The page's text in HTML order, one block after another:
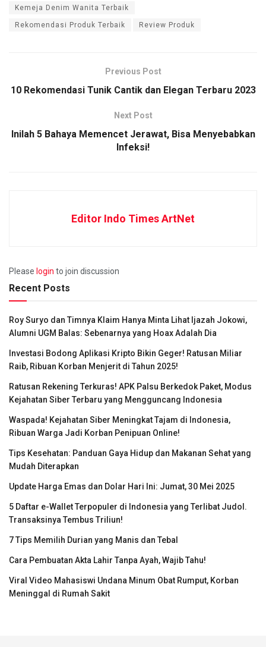
Kemeja Denim Wanita Terbaik
Rekomendasi Produk Terbaik Review Produk
Previous Post
10 Rekomendasi Tunik Cantik dan Elegan Terbaru 2023
Next Post
Inilah 5 Bahaya Memencet Jerawat, Bisa Menyebabkan
Infeksi!
Editor Indo Times ArtNet
Please login to join discussion
Recent Posts
Roy Suryo dan Timnya Klaim Hanya Minta Lihat Ijazah Jokowi,
Alumni UGM Balas: Sebenarnya yang Hoax Adalah Dia
Investasi Bodong Aplikasi Kripto Bikin Geger! Ratusan Miliar
Raib, Ribuan Korban Menjerit di Tahun 2025!
Ratusan Rekening Terkuras! APK Palsu Berkedok Paket, Modus
Kejahatan Siber Terbaru yang Mengguncang Indonesia
Waspada! Kejahatan Siber Meningkat Tajam di Indonesia,
Ribuan Warga Jadi Korban Penipuan Online!
Tips Kesehatan: Panduan Gaya Hidup dan Makanan Sehat yang
Mudah Diterapkan
Update Harga Emas dan Dolar Hari Ini: Jumat, 30 Mei 2025
5 Daftar e-Wallet Terpopuler di Indonesia yang Terlibat Judol.
Transaksinya Tembus Triliun!
7 Tips Memilih Durian yang Manis dan Tebal
Cara Pembuatan Akta Lahir Tanpa Ayah, Wajib Tahu!
Viral Video Mahasiswi Undana Minum Obat Rumput, Korban
Meninggal di Rumah Sakit